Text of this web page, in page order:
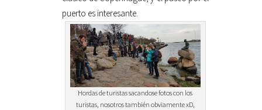
puerto es interesante.
Hordas de turistas sacandose fotos con los
turistas, nosotros también obviamente xD,